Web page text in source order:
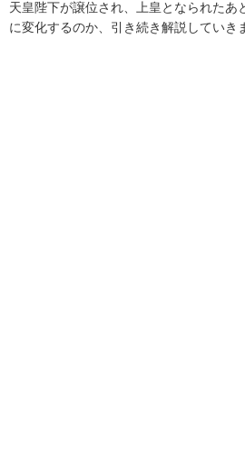
天皇陛下が譲位され、上皇となられたあ
に変化するのか、引き続き解説していき